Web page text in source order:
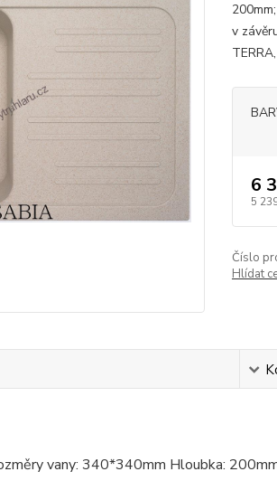
v
6
5
Číslo
Hlídat
vany: 340*340mm Hloubka: